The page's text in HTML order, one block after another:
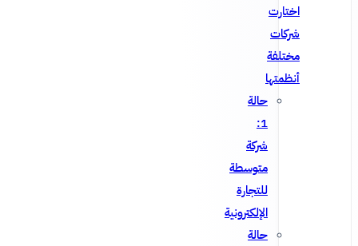
اختارت
شركات
مختلفة
أنظمتها
حالة
1:
شركة
متوسطة
للتجارة
الإلكترونية
حالة